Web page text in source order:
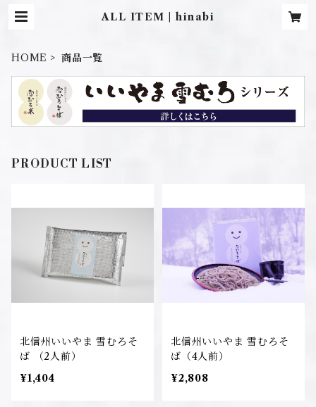
ALL ITEM | hinabi
HOME 商品一覧
PRODUCT LIST
北信州いいやま 雪むろそ
ば （2人前）
¥1,404
北信州いいやま 雪むろそ
ば（4人前）
¥2,808